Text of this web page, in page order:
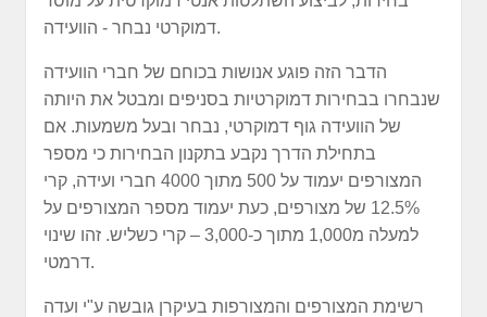
דמוקרטי נבחר - הוועידה.
הדבר הזה פוגע אנושות בכוחם של חברי הוועידה
שנבחרו בבחירות דמוקרטיות בסניפים ומבטל את היותה
של הוועידה גוף דמוקרטי, נבחר ובעל משמעות. אם
בתחילת הדרך נקבע בתקנון הבחירות כי מספר
המצורפים יעמוד על 500 מתוך 4000 חברי ועידה, קרי
12.5% של מצורפים, כעת יעמוד מספר המצורפים על
למעלה מ1,000 מתוך כ-3,000 – קרי כשליש. זהו שינוי
דרמטי.
רשימת המצורפים והמצורפות בעיקרן גובשה ע"י ועדה